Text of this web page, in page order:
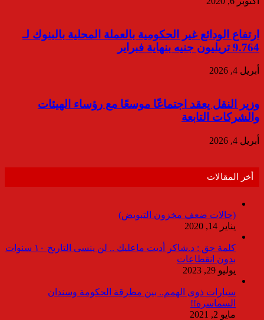
ارتفاع الودائع غير الحكومية بالعملة المحلية بالبنوك لـ
9.764 تريليون جنيه بنهاية فبراير
أبريل 4, 2026
وزير النقل يعقد اجتماعًا موسعًا مع رؤساء الهيئات
والشركات التابعة
أبريل 4, 2026
أخر المقالات
(حالات ضعف مخزون التبويض)
يناير 14, 2020
كلمة حق : د.شاكر أديت ماعليك .. لن ينسى التاريخ ١٠ سنوات
بدون انقطاعات
يوليو 29, 2023
سيارات ذوى الهمم.. بين مطرقة الحكومة وسندان
السماسرة!!
مايو 2, 2021